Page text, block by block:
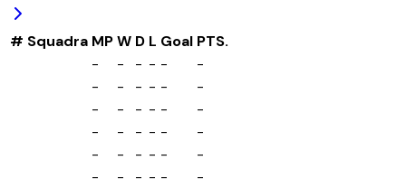
# Squadra MPW D L Goal PTS.
-
- - - -
-
-
- - - -
-
-
- - - -
-
-
- - - -
-
-
- - - -
-
-
- - - -
-